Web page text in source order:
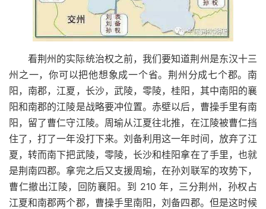
看荆州的实际统治权之前，我们要知道荆州是东汉十三
州之一，你可以把他想象成一个省。荆州分成七个郡。南
阳，南郡，江夏，长沙，武陵，零陵，桂阳，其中南阳的襄
阳和南郡的江陵是战略要冲位置。赤壁以后，曹操手里有南
阳，留了曹仁守江陵。周瑜从江夏往北推，在江陵被曹仁挡
住了，打了一年没打下来。刘备利用这一年时间，放弃了江
夏，转而南下把武陵，零陵，长沙和桂阳拿在了手里，也就
是荆南四郡。拿完之后又支援周瑜，在孙刘联军的攻势下，
曹仁撤出江陵，回防襄阳。到 210 年，三分荆州，孙权占
江夏和南郡两个郡，曹操手里南阳，刘备四郡。但是这时候